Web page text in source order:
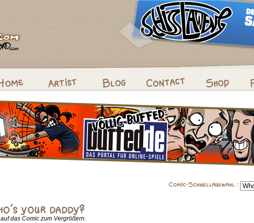
das Comic zum Vergrößern.